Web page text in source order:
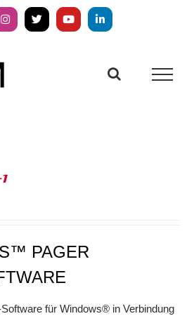
Instagram
X YouTubeLinkedIn
PAGER
für Windows® in Verbindung